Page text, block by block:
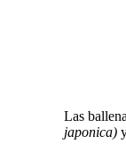
Las
japonica)